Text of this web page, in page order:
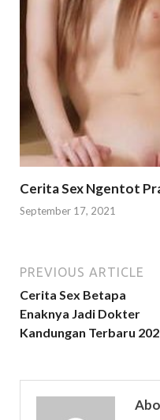
Cerita Sex Ngentot
September 17, 2021
PREVIOUS ARTICLE
Cerita Sex Betapa
Enaknya Jadi Dokter
Kandungan Terbaru